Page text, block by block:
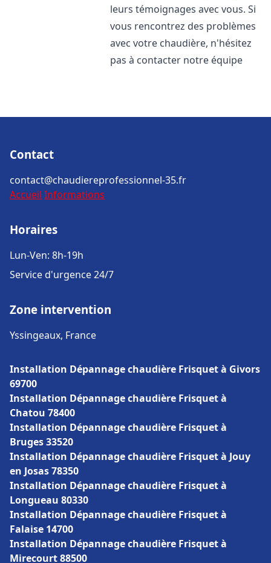
leurs témoignages avec vous. Si
vous rencontrez des problèmes
avec votre chaudière, n'hésitez
pas à contacter notre équipe
Contact
contact@chaudiereprofessionnel-35.fr
Accueil Informations
Horaires
Lun-Ven: 8h-19h
Service d'urgence 24/7
Zone intervention
Yssingeaux, France
Installation Dépannage chaudière Frisquet à Givors
69700
Installation Dépannage chaudière Frisquet à
Chatou 78400
Installation Dépannage chaudière Frisquet à
Bruges 33520
Installation Dépannage chaudière Frisquet à Jouy
en Josas 78350
Installation Dépannage chaudière Frisquet à
Longueau 80330
Installation Dépannage chaudière Frisquet à
Falaise 14700
Installation Dépannage chaudière Frisquet à
Mirecourt 88500